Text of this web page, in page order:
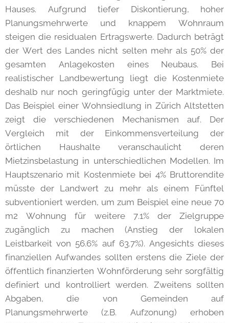
Hauses. Aufgrund tiefer Diskontierung, hoher
Planungsmehrwerte und knappem Wohnraum
steigen die residualen Ertragswerte. Dadurch beträgt
der Wert des Landes nicht selten mehr als 50% der
gesamten Anlagekosten eines Neubaus. Bei
realistischer Landbewertung liegt die Kostenmiete
deshalb nur noch geringfügig unter der Marktmiete.
Das Beispiel einer Wohnsiedlung in Zürich Altstetten
zeigt die verschiedenen Mechanismen auf. Der
Vergleich mit der Einkommensverteilung der
örtlichen Haushalte veranschaulicht deren
Mietzinsbelastung in unterschiedlichen Modellen. Im
Hauptszenario mit Kostenmiete bei 4% Bruttorendite
müsste der Landwert zu mehr als einem Fünftel
subventioniert werden, um zum Beispiel eine neue 70
m2 Wohnung für weitere 7.1% der Zielgruppe
zugänglich zu machen (Anstieg der lokalen
Leistbarkeit von 56.6% auf 63.7%). Angesichts dieses
finanziellen Aufwandes sollten erstens die Ziele der
öffentlich finanzierten Wohnförderung sehr sorgfältig
definiert und kontrolliert werden. Zweitens sollten
Abgaben, die von Gemeinden auf
Planungsmehrwerte (z.B. Aufzonung) erhoben